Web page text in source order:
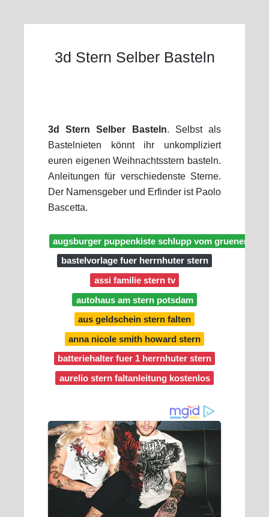
3d Stern Selber Basteln
3d Stern Selber Basteln. Selbst als
Bastelnieten könnt ihr unkompliziert
euren eigenen Weihnachtsstern basteln.
Anleitungen für verschiedenste Sterne.
Der Namensgeber und Erfinder ist Paolo
Bascetta.
augsburger puppenkiste schlupp vom gruenen
bastelvorlage fuer herrnhuter stern
assi familie stern tv
autohaus am stern potsdam
aus geldschein stern falten
anna nicole smith howard stern
batteriehalter fuer 1 herrnhuter stern
aurelio stern faltanleitung kostenlos